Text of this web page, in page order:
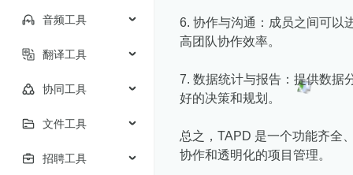
音频工具
翻译工具
协同工具
文件工具
招聘工具
6. 协作与沟通：成员之间可以
高团队协作效率。
7. 数据统计与报告：提供数据
好的决策和规划。
总之，TAPD 是一个功能齐全
协作和透明化的项目管理。